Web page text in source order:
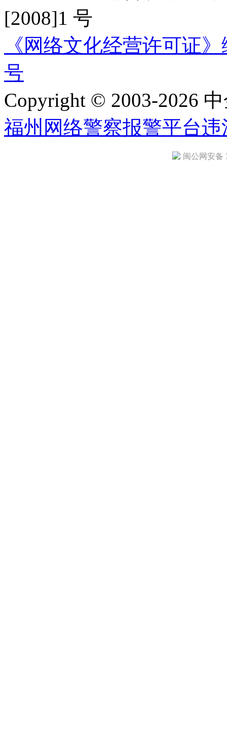
[2008]1 号
《网络文化经营许可证
号
Copyright © 2003-2026
福州网络警察报警平台违
闽公网安备